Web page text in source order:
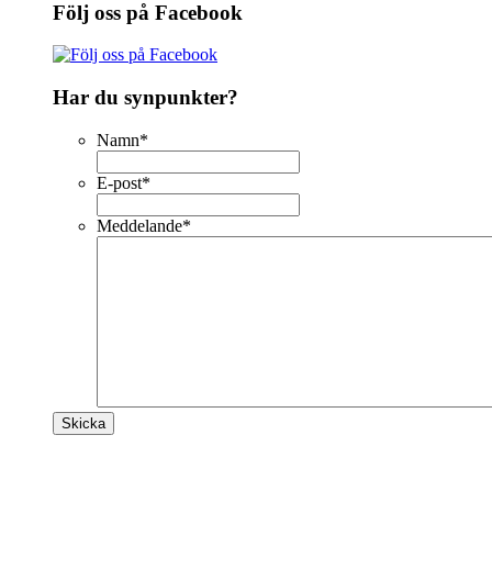
Följ oss på Facebook
Har du synpunkter?
Namn*
E-post*
Meddelande*